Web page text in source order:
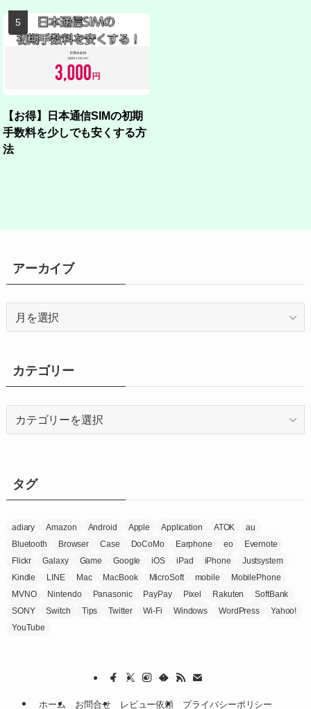
【お得】日本通信SIMの初期
手数料を少しでも安くする方
法
アーカイブ
ブ
カテゴリー
ータグ
adiary Amazon Android Apple Application ATOK
au
Bluetooth
Browser Case DoCoMo Earphone eo
Evernote
Flickr
Galaxy Game Google iOS iPad iPhone
Justsystem
Kindle
LINE Mac MacBook MicroSoft mobile
MobilePhone
MVNO
Nintendo Panasonic PayPay Pixel Rakuten
SoftBank
SONY
Switch Tips Twitter Wi-Fi Windows WordPress
Yahoo!
YouTube
ホーム お問合せ レビュー依頼 プライバシーポリシー